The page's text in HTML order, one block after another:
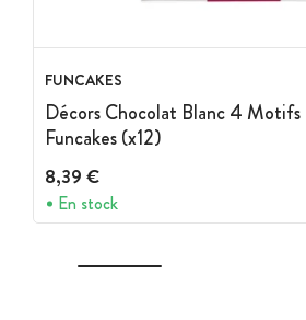
FUNCAKES
Décors Chocolat Blanc 4 Motifs
Funcakes (x12)
8,39 €
En stock